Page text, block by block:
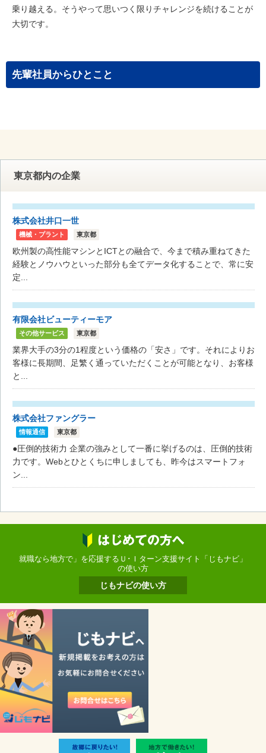
乗り越える。そうやって思いつく限りチャレンジを続けることが
大切です。
先輩社員からひとこと
東京都内の企業
株式会社井口一世
機械・プラント 東京都
欧州製の高性能マシンとICTとの融合で、今まで積み重ねてきた
経験とノウハウといった部分も全てデータ化することで、常に安
定...
有限会社ビューティーモア
その他サービス 東京都
業界大手の3分の1程度という価格の「安さ」です。それによりお
客様に長期間、足繁く通っていただくことが可能となり、お客様
と...
株式会社ファングラー
情報通信 東京都
●圧倒的技術力 企業の強みとして一番に挙げるのは、圧倒的技術
力です。Webとひとくちに申しましても、昨今はスマートフォ
ン...
就職なら地方で」を応援するＵ･Ｉターン支援サイト「じもナビ」
の使い方
じもナビの使い方